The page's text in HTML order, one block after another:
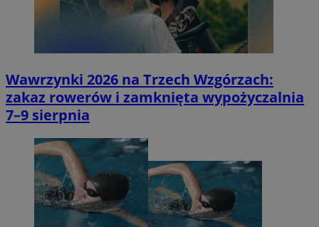
Wawrzynki 2026 na Trzech Wzgórzach:
zakaz rowerów i zamknięta wypożyczalnia
7–9 sierpnia